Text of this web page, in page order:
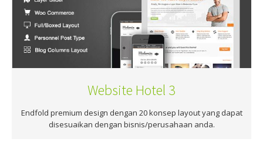
Website Hotel 3
Endfold premium design dengan 20 konsep layout yang dapat
disesuaikan dengan bisnis/perusahaan anda.